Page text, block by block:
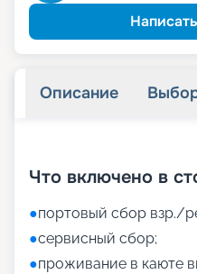
Описание
Что включено в
●портовый сбор взр./
●сервисный сбор;
●проживание в каюте